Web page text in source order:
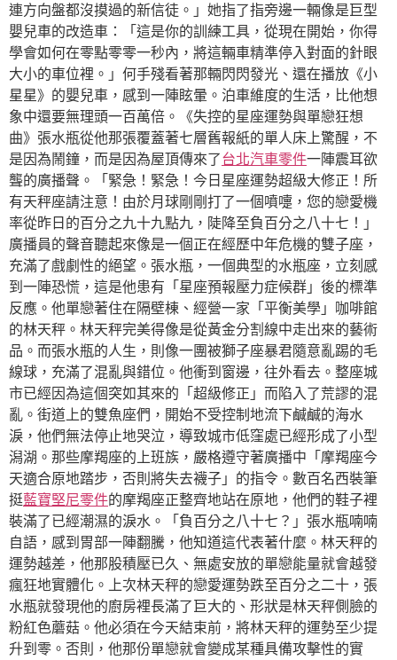
連方向盤都沒摸過的新信徒。」她指了指旁邊一輛像是巨型
嬰兒車的改造車：「這是你的訓練工具，從現在開始，你得
學會如何在零點零零一秒內，將這輛車精準停入對面的針眼
大小的車位裡。」何手殘看著那輛閃閃發光、還在播放《小
星星》的嬰兒車，感到一陣眩暈。泊車維度的生活，比他想
象中還要無理頭一百萬倍。《失控的星座運勢與單戀狂想
曲》張水瓶從他那張覆蓋著七層舊報紙的單人床上驚醒，不
是因為鬧鐘，而是因為屋頂傳來了台北汽車零件一陣震耳欲
聾的廣播聲。「緊急！緊急！今日星座運勢超級大修正！所
有天秤座請注意！由於月球剛剛打了一個噴嚏，您的戀愛機
率從昨日的百分之九十九點九，陡降至負百分之八十七！」
廣播員的聲音聽起來像是一個正在經歷中年危機的雙子座，
充滿了戲劇性的絕望。張水瓶，一個典型的水瓶座，立刻感
到一陣恐慌，這是他患有「星座預報壓力症候群」後的標準
反應。他單戀著住在隔壁棟、經營一家「平衡美學」咖啡館
的林天秤。林天秤完美得像是從黃金分割線中走出來的藝術
品。而張水瓶的人生，則像一團被獅子座暴君隨意亂踢的毛
線球，充滿了混亂與錯位。他衝到窗邊，往外看去。整座城
市已經因為這個突如其來的「超級修正」而陷入了荒謬的混
亂。街道上的雙魚座們，開始不受控制地流下鹹鹹的海水
淚，他們無法停止地哭泣，導致城市低窪處已經形成了小型
潟湖。那些摩羯座的上班族，嚴格遵守著廣播中「摩羯座今
天適合原地踏步，否則將失去襪子」的指令。數百名西裝筆
挺藍寶堅尼零件的摩羯座正整齊地站在原地，他們的鞋子裡
裝滿了已經潮濕的淚水。「負百分之八十七？」張水瓶喃喃
自語，感到胃部一陣翻騰，他知道這代表著什麼。林天秤的
運勢越差，他那股積壓已久、無處安放的單戀能量就會越發
瘋狂地實體化。上次林天秤的戀愛運勢跌至百分之二十，張
水瓶就發現他的廚房裡長滿了巨大的、形狀是林天秤側臉的
粉紅色蘑菇。他必須在今天結束前，將林天秤的運勢至少提
升到零。否則，他那份單戀就會變成某種具備攻擊性的實